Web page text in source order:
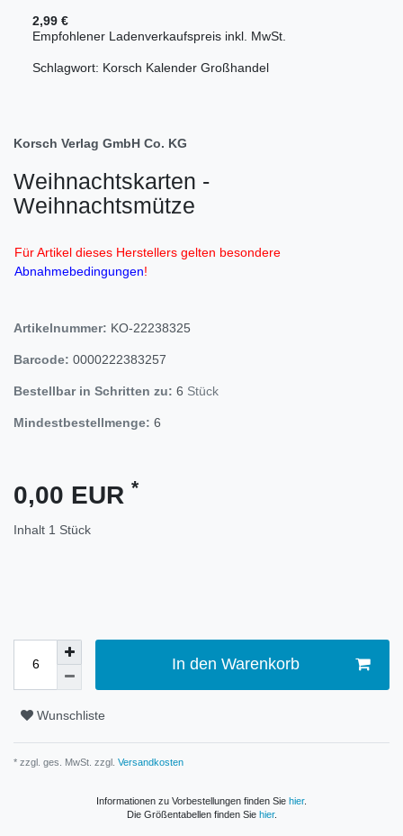
2,99 €
Empfohlener Ladenverkaufspreis inkl. MwSt.
Schlagwort: Korsch Kalender Großhandel
Korsch Verlag GmbH Co. KG
Weihnachtskarten -
Weihnachtsmütze
Für Artikel dieses Herstellers gelten besondere
Abnahmebedingungen!
Artikelnummer: KO-22238325
Barcode: 0000222383257
Bestellbar in Schritten zu: 6 Stück
Mindestbestellmenge: 6
0,00 EUR *
Inhalt 1 Stück
In den Warenkorb
Wunschliste
* zzgl. ges. MwSt. zzgl. Versandkosten
Informationen zu Vorbestellungen finden Sie hier.
Die Größentabellen finden Sie hier.